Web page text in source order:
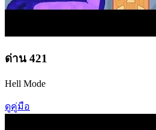
ด่าน 421
Hell Mode
ดูคู่มือ